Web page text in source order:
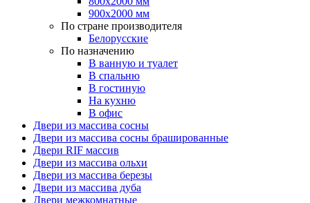
900х2000 мм
По стране производителя
Белорусские
По назначению
В ванную и туалет
В спальню
В гостиную
На кухню
В офис
Двери из массива сосны
Двери из массива сосны брашированные
Двери RIF массив
Двери из массива ольхи
Двери из массива березы
Двери из массива дуба
Двери межкомнатные